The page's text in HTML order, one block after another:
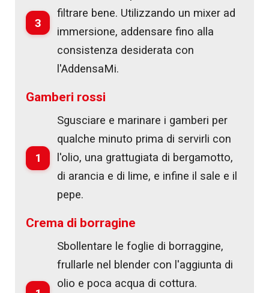
3
filtrare bene. Utilizzando un mixer ad
immersione, addensare fino alla
consistenza desiderata con
l'AddensaMi.
Gamberi rossi
1
Sgusciare e marinare i gamberi per
qualche minuto prima di servirli con
l'olio, una grattugiata di bergamotto,
di arancia e di lime, e infine il sale e il
pepe.
Crema di borragine
Sbollentare le foglie di borraggine,
frullarle nel blender con l'aggiunta di
olio e poca acqua di cottura.